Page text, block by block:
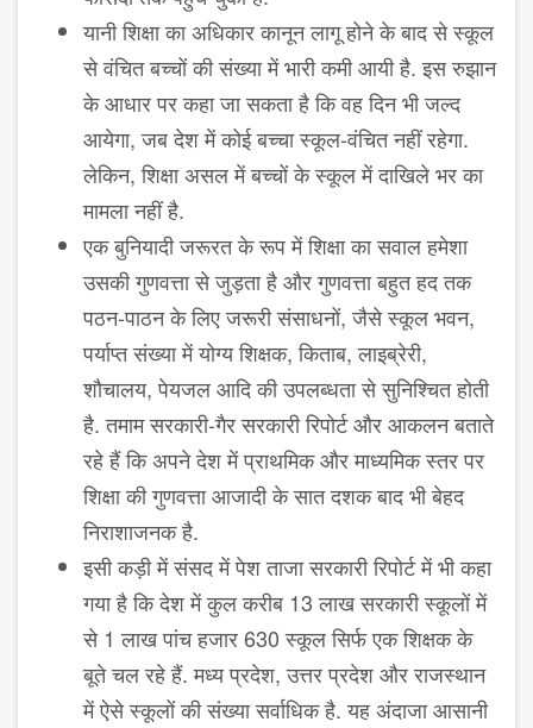
यानी शिक्षा का अधिकार कानून लागू होने के बाद से स्कूल
से वंचित बच्चों की संख्या में भारी कमी आयी है. इस रुझान
के आधार पर कहा जा सकता है कि वह दिन भी जल्द
आयेगा, जब देश में कोई बच्चा स्कूल-वंचित नहीं रहेगा.
लेकिन, शिक्षा असल में बच्चों के स्कूल में दाखिले भर का
मामला नहीं है.
एक बुनियादी जरूरत के रूप में शिक्षा का सवाल हमेशा
उसकी गुणवत्ता से जुड़ता है और गुणवत्ता बहुत हद तक
पठन-पाठन के लिए जरूरी संसाधनों, जैसे स्कूल भवन,
पर्याप्त संख्या में योग्य शिक्षक, किताब, लाइब्रेरी,
शौचालय, पेयजल आदि की उपलब्धता से सुनिश्चित होती
है. तमाम सरकारी-गैर सरकारी रिपोर्ट और आकलन बताते
रहे हैं कि अपने देश में प्राथमिक और माध्यमिक स्तर पर
शिक्षा की गुणवत्ता आजादी के सात दशक बाद भी बेहद
निराशाजनक है.
इसी कड़ी में संसद में पेश ताजा सरकारी रिपोर्ट में भी कहा
गया है कि देश में कुल करीब 13 लाख सरकारी स्कूलों में
से 1 लाख पांच हजार 630 स्कूल सिर्फ एक शिक्षक के
बूते चल रहे हैं. मध्य प्रदेश, उत्तर प्रदेश और राजस्थान
में ऐसे स्कूलों की संख्या सर्वाधिक है. यह अंदाजा आसानी